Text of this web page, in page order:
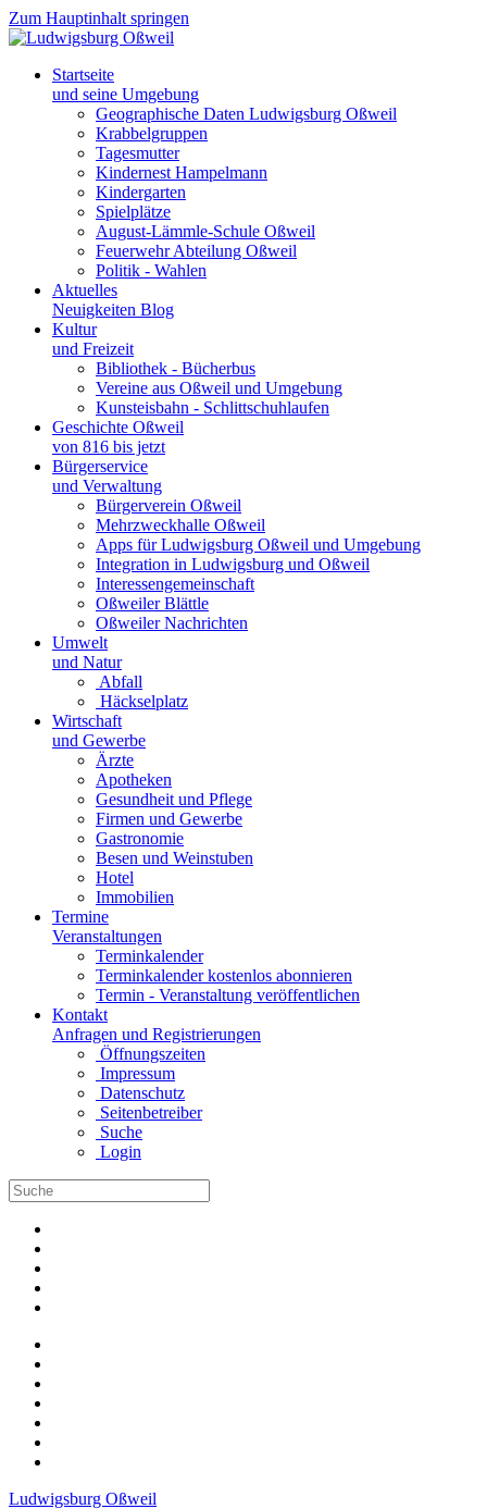
Zum Hauptinhalt springen
Startseite
und seine Umgebung
Geographische Daten Ludwigsburg Oßweil
Krabbelgruppen
Tagesmutter
Kindernest Hampelmann
Kindergarten
Spielplätze
August-Lämmle-Schule Oßweil
Feuerwehr Abteilung Oßweil
Politik - Wahlen
Aktuelles
Neuigkeiten Blog
Kultur
und Freizeit
Bibliothek - Bücherbus
Vereine aus Oßweil und Umgebung
Kunsteisbahn - Schlittschuhlaufen
Geschichte Oßweil
von 816 bis jetzt
Bürgerservice
und Verwaltung
Bürgerverein Oßweil
Mehrzweckhalle Oßweil
Apps für Ludwigsburg Oßweil und Umgebung
Integration in Ludwigsburg und Oßweil
Interessengemeinschaft
Oßweiler Blättle
Oßweiler Nachrichten
Umwelt
und Natur
Abfall
Häckselplatz
Wirtschaft
und Gewerbe
Ärzte
Apotheken
Gesundheit und Pflege
Firmen und Gewerbe
Gastronomie
Besen und Weinstuben
Hotel
Immobilien
Termine
Veranstaltungen
Terminkalender
Terminkalender kostenlos abonnieren
Termin - Veranstaltung veröffentlichen
Kontakt
Anfragen und Registrierungen
Öffnungszeiten
Impressum
Datenschutz
Seitenbetreiber
Suche
Login
Ludwigsburg Oßweil